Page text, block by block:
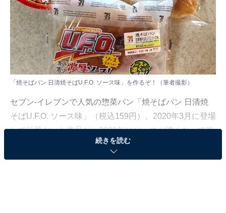
「焼そばパン 日清焼そばU.F.O. ソース味」を作るぞ！（筆者撮影）
セブン-イレブンで人気の惣菜パン「焼そばパン 日清焼
そばU.F.O. ソース味」（税込159円）。2020年3月に登場
して話題だった商品が、2021年はソースが濃くなって復
刻版が発売されました。この焼きそばパン、SNSなどで
も話題になっていますが、非常においしいのです。あま
続きを読む